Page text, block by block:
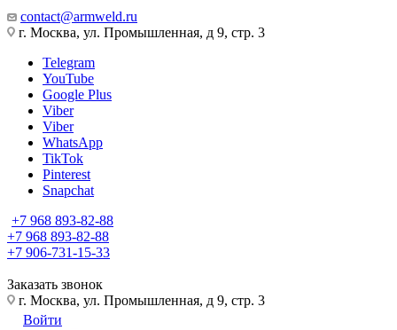
contact@armweld.ru
г. Москва, ул. Промышленная, д 9, стр. 3
Telegram
YouTube
Google Plus
Viber
Viber
WhatsApp
TikTok
Pinterest
Snapchat
+7 968 893-82-88
+7 968 893-82-88
+7 906-731-15-33
Заказать звонок
г. Москва, ул. Промышленная, д 9, стр. 3
Войти